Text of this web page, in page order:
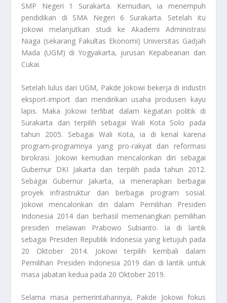
SMP Negeri 1 Surakarta. Kemudian, ia menempuh
pendidikan di SMA Negeri 6 Surakarta. Setelah itu
Jokowi melanjutkan studi ke Akademi Administrasi
Niaga (sekarang Fakultas Ekonomi) Universitas Gadjah
Mada (UGM) di Yogyakarta, jurusan Kepabeanan dan
Cukai.
Setelah lulus dari UGM, Pakde Jokowi bekerja di industri
eksport-import dan mendirikan usaha produsen kayu
lapis. Maka Jokowi terlibat dalam kegiatan politik di
Surakarta dan terpilih sebagai Wali Kota Solo pada
tahun 2005. Sebagai Wali Kota, ia di kenal karena
program-programnya yang pro-rakyat dan reformasi
birokrasi. Jokowi kemudian mencalonkan diri sebagai
Gubernur DKI Jakarta dan terpilih pada tahun 2012.
Sebagai Gubernur Jakarta, ia menerapkan berbagai
proyek infrastruktur dan berbagai program sosial.
Jokowi mencalonkan diri dalam Pemilihan Presiden
Indonesia 2014 dan berhasil memenangkan pemilihan
presiden melawan Prabowo Subianto. Ia di lantik
sebagai Presiden Republik Indonesia yang ketujuh pada
20 Oktober 2014. Jokowi terpilih kembali dalam
Pemilihan Presiden Indonesia 2019 dan di lantik untuk
masa jabatan kedua pada 20 Oktober 2019.
Selama masa pemerintahannya, Pakde Jokowi fokus